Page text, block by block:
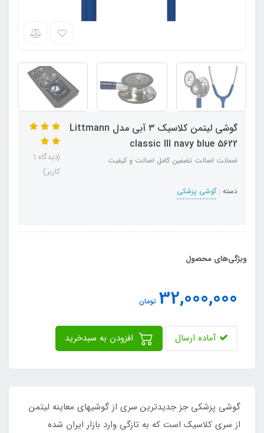
گوشی لیتمن کلاسیک ۳ آبی مدل Littmann
classic III navy blue 5622
ضمانت اصالت تضمین کامل اصالت و کیفیت
دسته : گوشی پزشکی
(دیدگاه 1
کاربر)
ویژگی‌های محصول
32,000,000 تومان
آماده ارسال
گوشی پزشکی جز جدیدترین سری از گوشیهای معاینه لیتمن
از سری کلاسیک است که به تازگی وارد بازار ایران شده